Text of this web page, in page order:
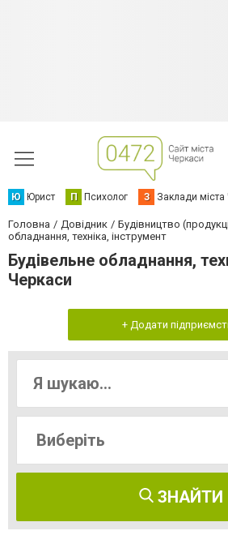
Ю Юрист П Психолог З Заклади міста
Головна Довідник Будівництво
обладнання, техніка, інструмент
Будівельне обладнання,
Черкаси
+ Додати
ЗНАЙТИ